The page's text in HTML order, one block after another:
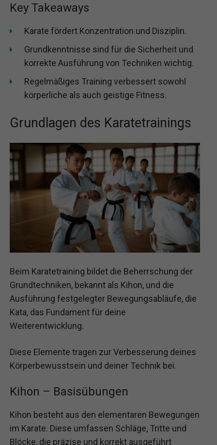
Key Takeaways
Karate fördert Konzentration und Disziplin.
Grundkenntnisse sind für die Sicherheit und
korrekte Ausführung von Techniken wichtig.
Regelmäßiges Training verbessert sowohl
körperliche als auch geistige Fitness.
Grundlagen des Karatetrainings
Beim Karatetraining bildet die Beherrschung der
Grundtechniken, bekannt als Kihon, und die
Ausführung festgelegter Bewegungsabläufe, die
Kata, das Fundament für deine
Weiterentwicklung.
Diese Elemente tragen zur Verbesserung deines
Körperbewusstsein und deiner Technik bei.
Kihon – Basisübungen
Kihon besteht aus den elementaren Bewegungen
im Karate. Diese umfassen Schläge, Tritte und
Blöcke, die präzise und korrekt ausgeführt